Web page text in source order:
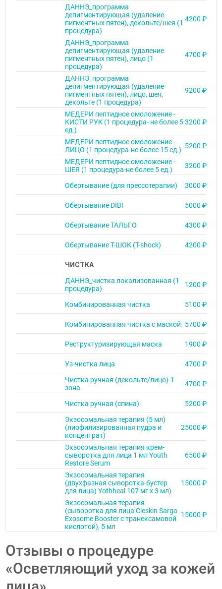
ДАННЭ_программа
депигментирующая (удаление
пигментных пятен), декольте/шея (1
процедура)
4200 ₽
ДАННЭ_программа
депигментирующая (удаление
пигментных пятен), лицо (1
процедура)
4700 ₽
ДАННЭ_программа
депигментирующая (удаление
пигментных пятен), лицо, шея,
декольте (1 процедура)
9200 ₽
МЕДЕРИ пептидное омоложение -
КИСТИ РУК (1 процедура- не более 5
ед.)
3200 ₽
МЕДЕРИ пептидное омоложение -
ЛИЦО (1 процедура-не более 15 ед.) 5200 ₽
МЕДЕРИ пептидное омоложение -
ШЕЯ (1 процедура-не более 5 ед.)
3200 ₽
Обертывание (для прессотерапии) 3000 ₽
Обертывание DIBI 5000 ₽
Обертывание ТАЛЬГО 4300 ₽
Обертывание Т-ШОК (Т-shock) 4200 ₽
ЧИСТКА
ДАННЭ_чистка локализованная (1
процедура)
1200 ₽
Комбинированная чистка 5100 ₽
Комбинированная чистка с маской 5700 ₽
Реструктуризирующая маска 1900 ₽
Уз-чистка лица
4700 ₽
Чистка ручная (декольте/лицо)-1
зона
4700 ₽
Чистка ручная (спина)
5200 ₽
Экзосомальная терапия (5 мл)
(лиофилизированная пудра и
концентрат)
25000 ₽
Экзосомальная терапия крем-
сыворотка для лица 1 мл Youth
Restore Serum
6500 ₽
Экзосомальная терапия
(двухфазная сыворотка-бустер
для лица) Yothheal 107 мг х 3 мл)
15000 ₽
Экзосомальная терапия
(сыворотка для лица Cieskin Sarga
Exosome Booster с транексамовой
кислотой), 5 мл
15000 ₽
Отзывы о процедуре
«Осветляющий уход за кожей